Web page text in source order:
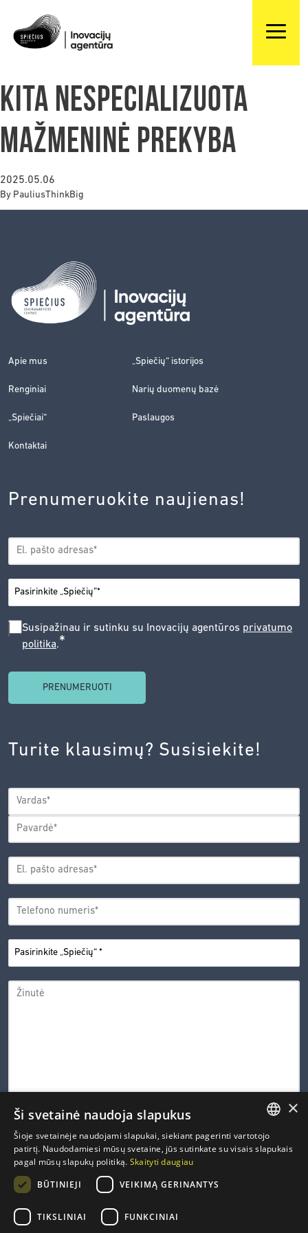
Kita nespecializuota
mažmeninė prekyba
2025.05.06
By PauliusThinkBig
Apie mus „Spiečių“ istorijos
Renginiai Narių duomenų bazė
„Spiečiai“ Paslaugos
Kontaktai
Prenumeruokite naujienas!
EL.
PAŠTAS*
MIESTAS*
SUSIPAŽINAU
SUTINKU
AGENTŪROS
PRIVATUMO
POLITIKA.*
Susipažinau ir sutinku su Inovacijų agentūros privatumo
politika.*
Turite klausimų? Susisiekite!
VARDAS*
Vardas
EL.
ADRESAS*
TELEFONO
NUMERIS*
PASIRINKITE
„SPIEČIŲ“*
ŽINUTĖ
0 iš 600 leistinų simbolių
CAPTCHA
PRIVATUMO
POLITIKA
politika .*
LITHUANIAN
×
Ši svetainė naudoja slapukus
Šioje svetainėje naudojami slapukai, siekiant pagerinti vartotojo
patirtį. Naudodamiesi mūsų svetaine, jūs sutinkate su visais slapukais
pagal mūsų slapukų politiką. Skaityti daugiau
BŪTINIEJI
VEIKIMĄ GERINANTYS
TIKSLINIAI FUNKCINIAI